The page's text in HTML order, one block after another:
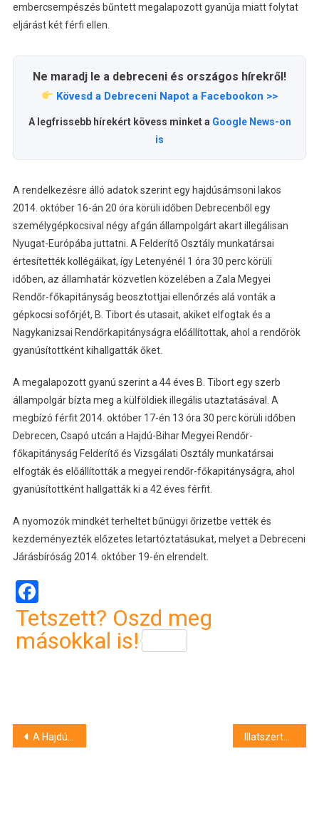
embercsempészés bűntett megalapozott gyanúja miatt folytat
eljárást két férfi ellen.
Ne maradj le a debreceni és országos hírekről!
Kövesd a Debreceni Napot a Facebookon >>
A legfrissebb hírekért kövess minket a Google News-on
is
A rendelkezésre álló adatok szerint egy hajdúsámsoni lakos
2014. október 16-án 20 óra körüli időben Debrecenből egy
személygépkocsival négy afgán állampolgárt akart illegálisan
Nyugat-Európába juttatni. A Felderítő Osztály munkatársai
értesítették kollégáikat, így Letenyénél 1 óra 30 perc körüli
időben, az államhatár közvetlen közelében a Zala Megyei
Rendőr-főkapitányság beosztottjai ellenőrzés alá vonták a
gépkocsi sofőrjét, B. Tibort és utasait, akiket elfogtak és a
Nagykanizsai Rendőrkapitányságra előállítottak, ahol a rendőrök
gyanúsítottként kihallgatták őket.
A megalapozott gyanú szerint a 44 éves B. Tibort egy szerb
állampolgár bízta meg a külföldiek illegális utaztatásával. A
megbízó férfit 2014. október 17-én 13 óra 30 perc körüli időben
Debrecen, Csapó utcán a Hajdú-Bihar Megyei Rendőr-
főkapitányság Felderítő és Vizsgálati Osztály munkatársai
elfogták és előállították a megyei rendőr-főkapitányságra, ahol
gyanúsítottként hallgatták ki a 42 éves férfit.
A nyomozók mindkét terheltet bűnügyi őrizetbe vették és
kezdeményezték előzetes letartóztatásukat, melyet a Debreceni
Járásbíróság 2014. október 19-én elrendelt.
Facebook
Tetszett? Oszd meg
másokkal is!
Bejegyzés
A Hajdú-Bihar megyében dolgozó drogprevenciós tanácsadók listája